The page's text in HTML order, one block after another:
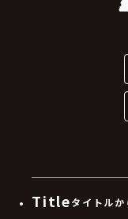
Titleタイトルか